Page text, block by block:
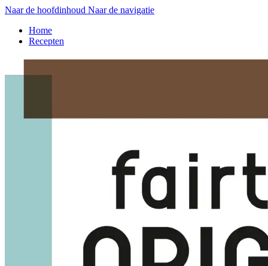
Naar de hoofdinhoud Naar de navigatie
Home
Recepten